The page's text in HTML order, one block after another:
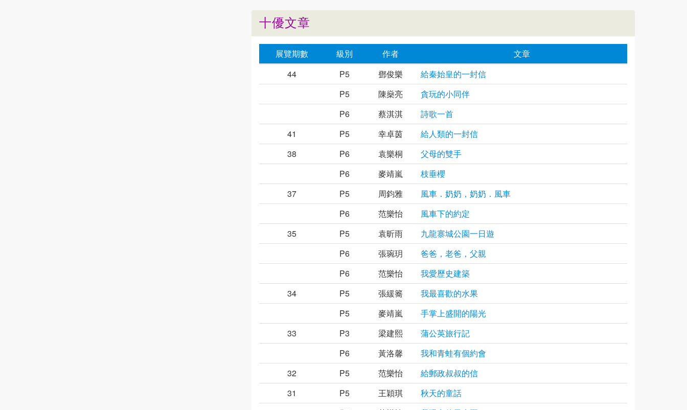
十優文章
展覽期數 級別 作者
文章
44
P5 鄧俊樂
給秦始皇的一封信
P5
陳燊亮
貪玩的小同伴
P6
蔡淇淇
詩歌一首
41
P5 幸卓茵
給人類的一封信
38
P6 袁樂桐
父母的雙手
P6
麥靖嵐
枝垂櫻
37
P5 周鈞雅
風車．奶奶，奶奶．風車
P6
范樂怡
風車下的約定
35
P5 袁昕雨
九龍寨城公園一日遊
P6
張琬玥
爸爸，老爸，父親
P6
范樂怡
我愛歷史建築
34
P5 張緩簥
我最喜歡的水果
P5
麥靖嵐
手掌上盛開的陽光
33
P3 梁建熙
蒲公英旅行記
P6
黃洛馨
我和青蛙有個約會
32
P5 范樂怡
給郵政叔叔的信
31
P5 王穎琪
秋天的童話